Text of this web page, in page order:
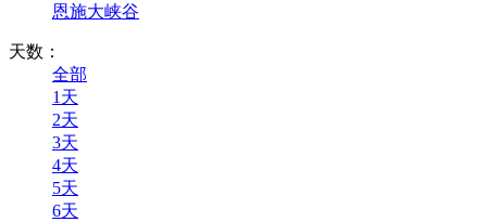
恩施大峡谷
天数：
全部
1天
2天
3天
4天
5天
6天